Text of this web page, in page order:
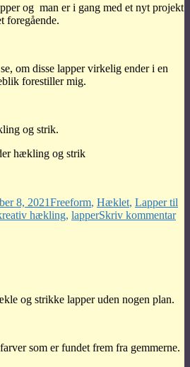
og man er i gang med et nyt projekt
foregående.
om disse lapper virkelig ender i en
forestiller mig.
og strik.
hækling og strik
8, 2021Freeform, Hæklet, Lapper til
hækling, lapperSkriv kommentartil
og strikke lapper uden nogen plan.
som er fundet frem fra gemmerne.